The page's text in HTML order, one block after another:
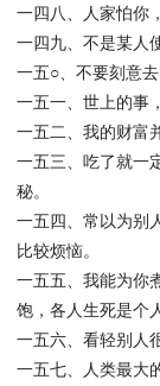
一四八、人家怕你
一四九、不是某人
一五○、不要刻意
一五一、世上的事
一五二、我的财富
一五三、吃了就一
秘。
一五四、常以为别
比较烦恼。
一五五、我能为你
饱，各人生死是个
一五六、看轻别人
一五七、人类最大